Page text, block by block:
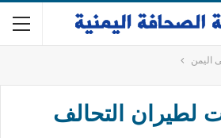
اليمن
لطيران التحالف